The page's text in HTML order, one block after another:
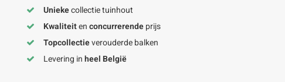
Uniekecollectie tuinhout
Kwaliteitenconcurrerendeprijs
Topcollectieverouderde balken
Levering inheel België